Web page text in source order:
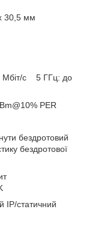
30,5 мм
Мбіт/с 5 ГГц: до
PER
бездротовий
бездротової
IP/статичний